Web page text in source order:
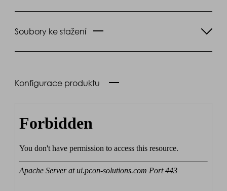
Soubory ke stažení
Konfigurace produktu